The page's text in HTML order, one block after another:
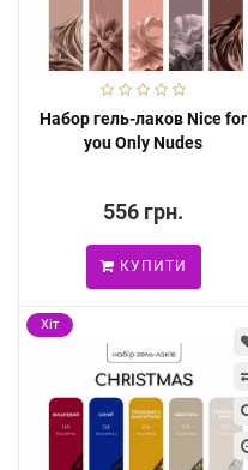
Набор гель-лаков Nice for
you Only Nudes
556 грн.
КУПИТИ
Хіт